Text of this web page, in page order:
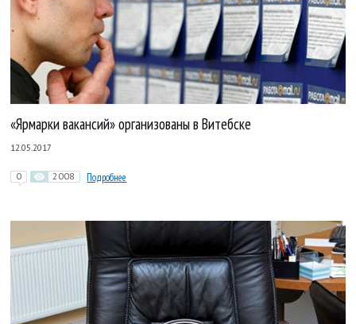
«Ярмарки вакансий» организованы в Витебске
12.05.2017
0 2008 Подробнее